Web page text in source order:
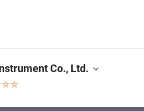
Co., Ltd.